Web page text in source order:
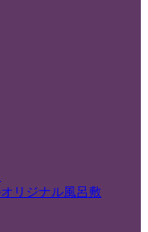
リジナル風呂敷